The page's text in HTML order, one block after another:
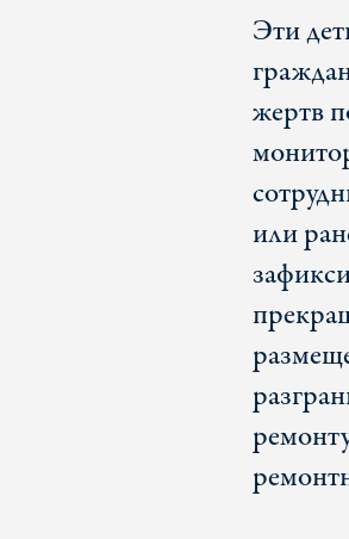
Эти
жертв
или